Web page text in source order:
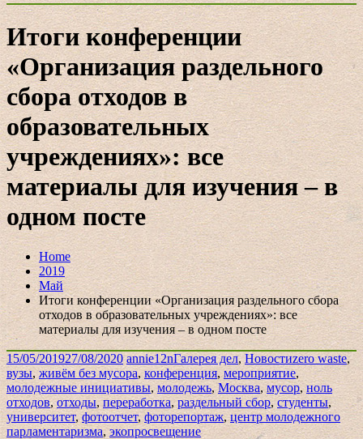
Итоги конференции
«Организация раздельного
сбора отходов в
образовательных
учреждениях»: все
материалы для изучения – в
одном посте
Home
2019
Май
Итоги конференции «Организация раздельного сбора
отходов в образовательных учреждениях»: все
материалы для изучения – в одном посте
15/05/201927/08/2020 annie12nГалерея дел, Новостиzero waste,
вузы, живём без мусора,конференция, мероприятие,
молодежные инициативы, молодежь,Москва,мусор,ноль
отходов,отходы,переработка, раздельный сбор,студенты,
университет,фотоотчет,фоторепортаж,центр молодежного
парламентаризма,экопросвещение